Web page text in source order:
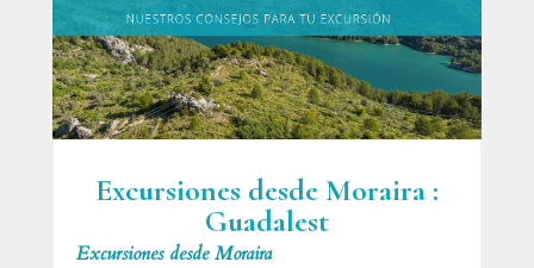
Excursiones desde Moraira :
Guadalest
Excursiones desde Moraira